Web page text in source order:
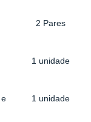
2 Pares
1 unidade
1 unidade